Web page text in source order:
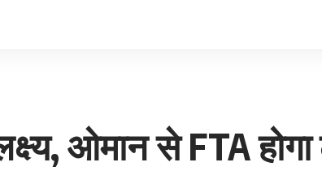
ओमान से FTA